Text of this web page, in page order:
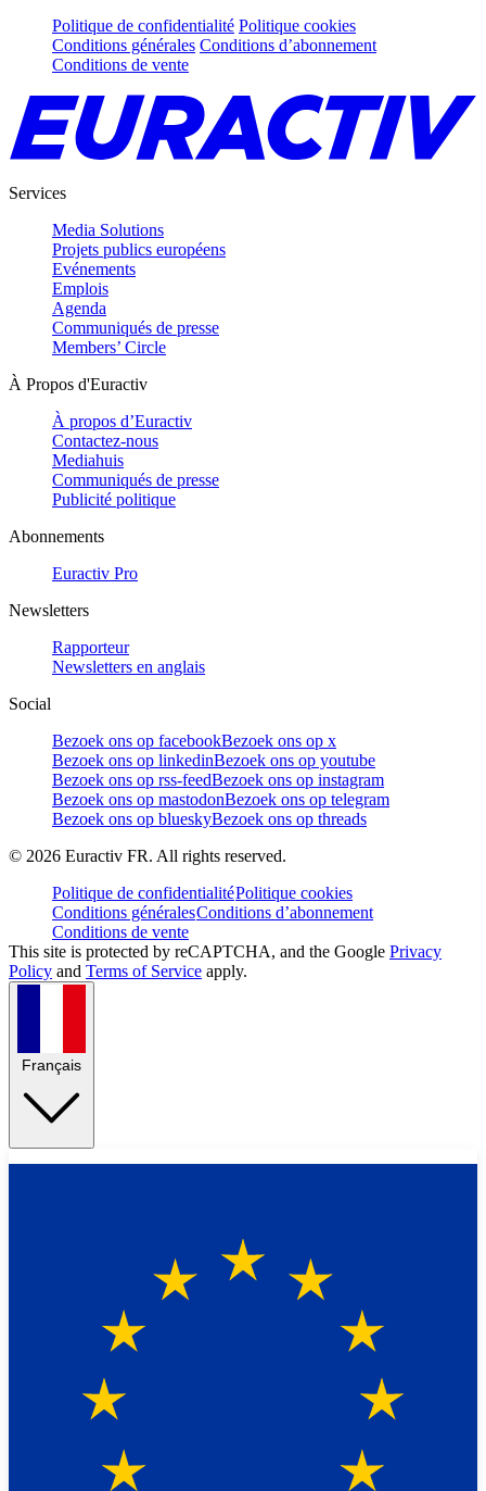
Politique de confidentialité Politique cookies
Conditions générales Conditions d’abonnement
Conditions de vente
Services
Media Solutions
Projets publics européens
Evénements
Emplois
Agenda
Communiqués de presse
Members’ Circle
À Propos d'Euractiv
À propos d’Euractiv
Contactez-nous
Mediahuis
Communiqués de presse
Publicité politique
Abonnements
Euractiv Pro
Newsletters
Rapporteur
Newsletters en anglais
Social
Bezoek ons op facebookBezoek ons op x
Bezoek ons op linkedinBezoek ons op youtube
Bezoek ons op rss-feedBezoek ons op instagram
Bezoek ons op mastodonBezoek ons op telegram
Bezoek ons op blueskyBezoek ons op threads
© 2026 Euractiv FR. All rights reserved.
Politique de confidentialitéPolitique cookies
Conditions généralesConditions d’abonnement
Conditions de vente
This site is protected by reCAPTCHA, and the Google Privacy
Policy and Terms of Service apply.
Français